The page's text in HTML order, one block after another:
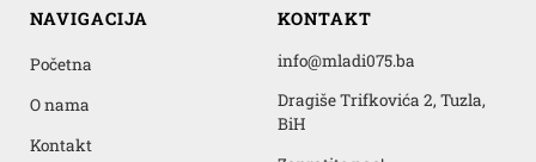
NAVIGACIJA
Početna
O nama
Kontakt
KONTAKT
info@mladi075.ba
Dragiše Trifkovića 2, Tuzla,
BiH